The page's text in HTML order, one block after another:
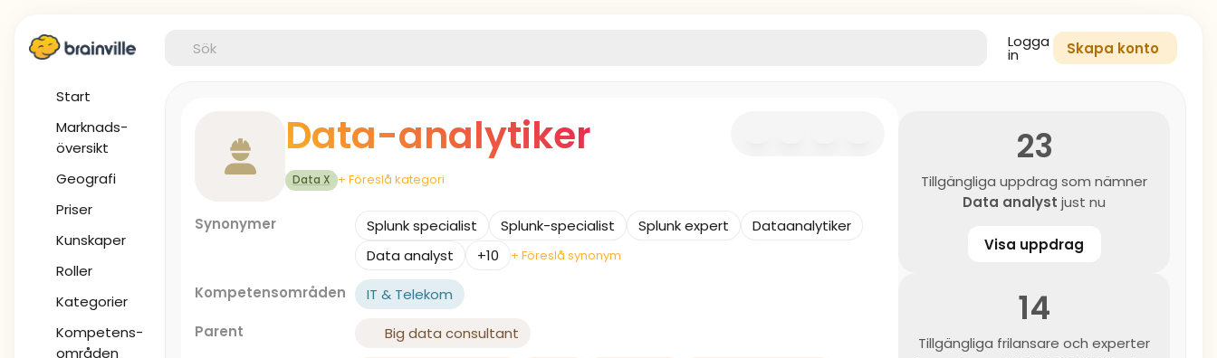
Start
Marknads-
översikt
Geografi
Priser
Kunskaper
Roller
Kategorier
Kompetens-
områden
Logga
in Skapa konto
Data-analytiker
Data X + Föreslå kategori
Synonymer Splunk specialist Splunk-specialist Splunk expert
Dataanalytiker
Data analyst
+10 + Föreslå synonym
Kompetensområden
IT & Telekom
Parent
Big data consultant
23
Tillgängliga uppdrag som nämner
Data analyst just nu
Visa uppdrag
14
Tillgängliga frilansare och experter